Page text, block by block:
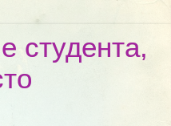
студента,